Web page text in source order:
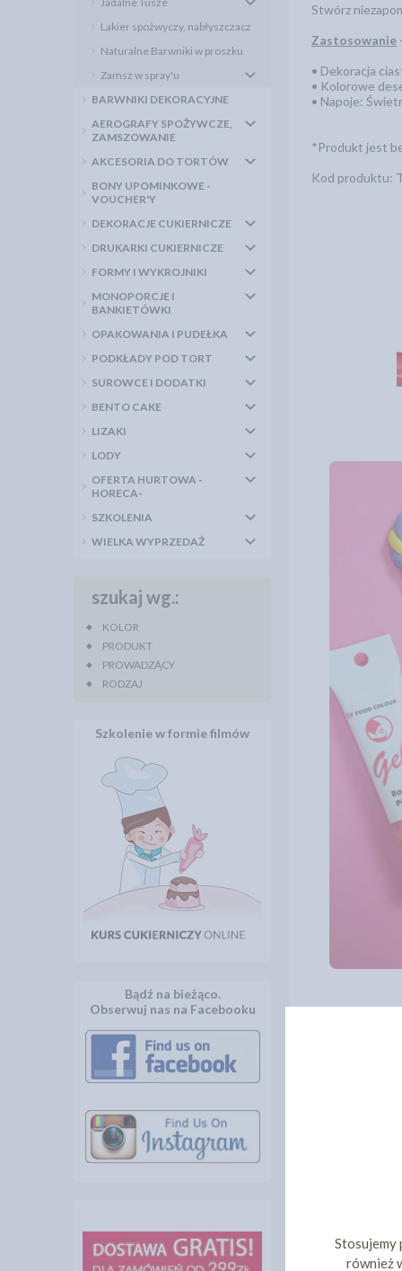
Lakier spożwyczy, nabłyszczacz
Naturalne Barwniki w proszku
Zamsz w spray'u
BARWNIKI DEKORACYJNE
AEROGRAFY SPOŻYWCZE,
ZAMSZOWANIE
AKCESORIA DO TORTÓW
BONY UPOMINKOWE -
VOUCHER'Y
DEKORACJE CUKIERNICZE
DRUKARKI CUKIERNICZE
FORMY I WYKROJNIKI
MONOPORCJE I
BANKIETÓWKI
OPAKOWANIA I PUDEŁKA
PODKŁADY POD TORT
SUROWCE I DODATKI
BENTO CAKE
LIZAKI
LODY
OFERTA HURTOWA -
HORECA-
SZKOLENIA
WIELKA WYPRZEDAŻ
szukaj wg.:
KOLOR
PRODUKT
PROWADZĄCY
RODZAJ
Szkolenie w formie filmów
Bądź na bieżąco.
Obserwuj nas na Facebooku
Stwórz
Zastosowanie
• Dekoracja
• Kolorowe
• Napoje:
*Produkt jest
Kod produktu:
INNI
Stosujemy
również